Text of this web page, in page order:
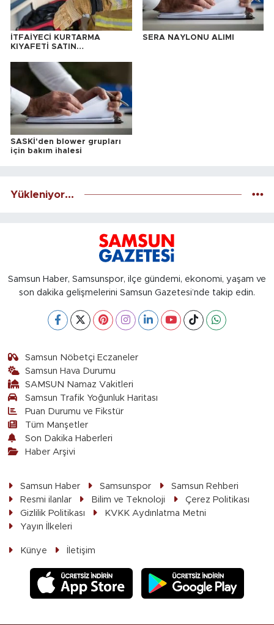
İTFAİYECİ KURTARMA
KIYAFETİ SATIN
SERA NAYLONU ALIMI
SASKİ'den blower grupları
için bakım ihalesi
Yükleniyor...
Samsun Haber, Samsunspor, ilçe gündemi, ekonomi, yaşam ve
son dakika gelişmelerini Samsun Gazetesi’nde takip edin.
Samsun Nöbetçi Eczaneler
Samsun Hava Durumu
SAMSUN Namaz Vakitleri
Samsun Trafik Yoğunluk Haritası
Puan Durumu ve Fikstür
Tüm Manşetler
Son Dakika Haberleri
Haber Arşivi
Samsun Haber Samsunspor
Samsun Rehberi
Resmi ilanlar
Bilim ve Teknoloji
Çerez Politikası
Gizlilik Politikası
KVKK Aydınlatma Metni
Yayın İlkeleri
Künye İletişim